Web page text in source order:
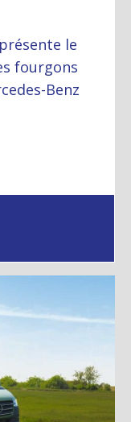
le
fourgons
Benz